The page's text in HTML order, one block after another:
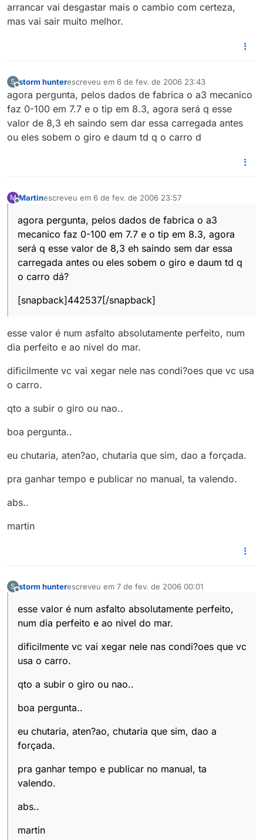
arrancar vai desgastar mais o cambio com certeza,
mas vai sair muito melhor.
S storm hunterescreveu em 6 de fev. de 2006 23:43
última edição por
agora pergunta, pelos dados de fabrica o a3 mecanico
faz 0-100 em 7.7 e o tip em 8.3, agora será q esse
valor de 8,3 eh saindo sem dar essa carregada antes
ou eles sobem o giro e daum td q o carro d
M Martinescreveu em 6 de fev. de 2006 23:57
última edição por
agora pergunta, pelos dados de fabrica o a3
mecanico faz 0-100 em 7.7 e o tip em 8.3, agora
será q esse valor de 8,3 eh saindo sem dar essa
carregada antes ou eles sobem o giro e daum td q
o carro dá?
[snapback]442537[/snapback]
esse valor é num asfalto absolutamente perfeito, num
dia perfeito e ao nivel do mar.
dificilmente vc vai xegar nele nas condi?oes que vc usa
o carro.
qto a subir o giro ou nao..
boa pergunta..
eu chutaria, aten?ao, chutaria que sim, dao a forçada.
pra ganhar tempo e publicar no manual, ta valendo.
abs..
martin
S storm hunterescreveu em 7 de fev. de 2006 00:01
última edição por
esse valor é num asfalto absolutamente perfeito,
num dia perfeito e ao nivel do mar.
dificilmente vc vai xegar nele nas condi?oes que vc
usa o carro.
qto a subir o giro ou nao..
boa pergunta..
eu chutaria, aten?ao, chutaria que sim, dao a
forçada.
pra ganhar tempo e publicar no manual, ta
valendo.
abs..
martin